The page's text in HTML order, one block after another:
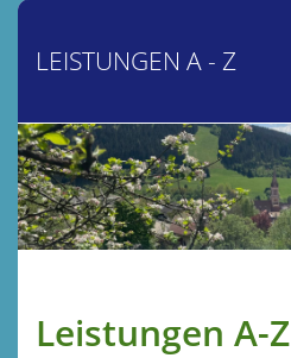
LEISTUNGEN A - Z
Leistungen A-Z